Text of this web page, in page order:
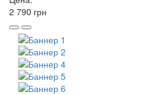
2 790 грн